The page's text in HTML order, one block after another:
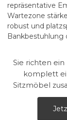
repräsentative
Wartezone
robust und
Bankbestuhlung
Sie richten
komplett
Sitzmöbel